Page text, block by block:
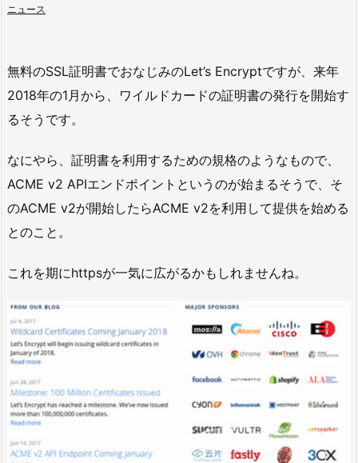
ニュース
無料のSSL証明書でおなじみのLet’s Encryptですが、来年
2018年の1月から、ワイルドカードの証明書の発行を開始す
るそうです。
なにやら、証明書を利用するための規格のようなもので、
ACME v2 APIエンドポイントというのが始まるそうで、そ
のACME v2が開始したらACME v2を利用して提供を始める
とのこと。
これを期にhttpsが一気に広がるかもしれませんね。